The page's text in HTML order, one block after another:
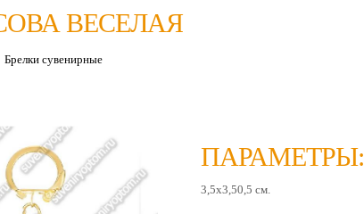
ВЕСЕЛАЯ
Брелки сувенирные
ПАРАМЕТРЫ:
3,5x3,50,5 см.